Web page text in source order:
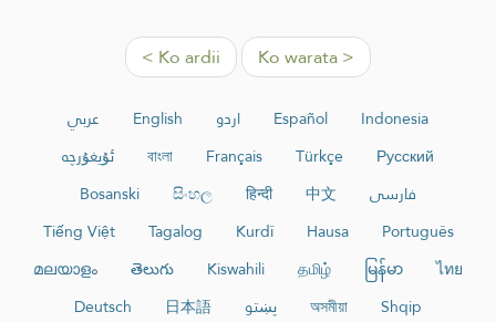
< Ko ardii Ko warata >
عربي English اردو Español
Indonesia
ئۇيغۇرچە
বাংলা Français Türkçe
Русский
Bosanski
සිංහල हिन्दी 中文
فارسی
Tiếng Việt
Tagalog Kurdî Hausa
Português
മലയാളം
తెలుగు Kiswahili தமிழ் မြန်မာ
ไทย
Deutsch
日本語 پښتو অসমীয়া
Shqip